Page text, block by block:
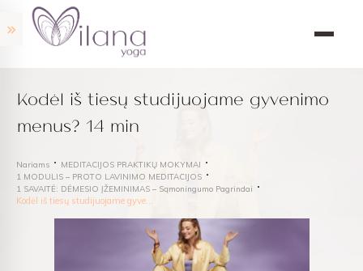
Kodėl iš tiesų studijuojame gyvenimo
menus? 14 min
Nariams
MEDITACIJOS PRAKTIKŲ MOKYMAI
1 MODULIS – PROTO LAVINIMO MEDITACIJOS
1 SAVAITĖ: DĖMESIO ĮŽEMINIMAS – Sąmoningumo Pagrindai
Kodėl iš tiesų studijuojame gyvenimo menus? 14 min